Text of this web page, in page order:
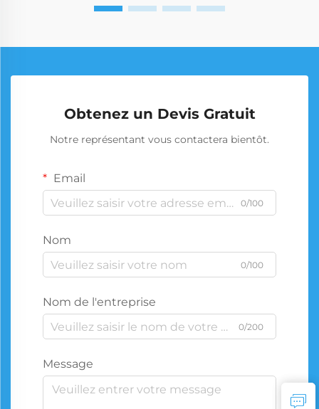
Obtenez un Devis Gratuit
Notre représentant vous contactera bientôt.
Email
0/100
Nom
0/100
Nom de l'entreprise
0/200
Message